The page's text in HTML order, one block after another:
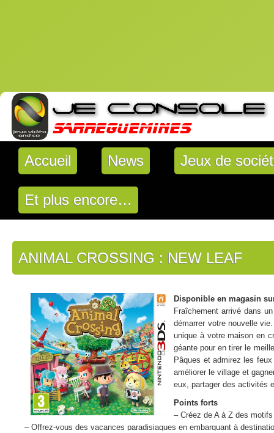
Accueil News Jeux de
Et plus encore…
ANIMAL CROSSING : NEW LEAF
Disponible en magasin
Fraîchement arrivé dans
démarrer votre nouvelle
unique à votre maison en
géante pour en tirer le
Pâques et admirez les
améliorer le village et
eux, partager des activités
Points forts
– Créez de A à Z des
– Offrez-vous des vacances paradisiaques en embarquant à